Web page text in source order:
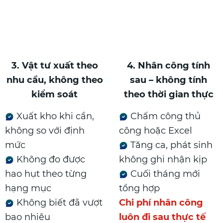
3. Vật tư xuất theo
nhu cầu, không theo
kiểm soát
Xuất kho khi cần,
không so với định
mức
Không đo được
hao hụt theo từng
hạng mục
Không biết đã vượt
bao nhiêu
4. Nhân công tính
sau – không tính
theo thời gian thực
Chấm công thủ
công hoặc Excel
Tăng ca, phát sinh
không ghi nhận kịp
Cuối tháng mới
tổng hợp
Chi phí nhân công
luôn đi sau thực tế